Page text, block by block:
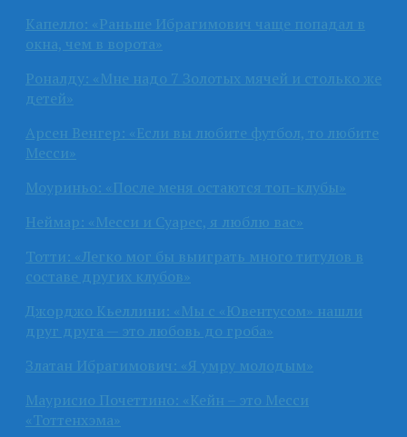
Капелло: «Раньше Ибрагимович чаще попадал в
окна, чем в ворота»
Роналду: «Мне надо 7 Золотых мячей и столько же
детей»
Арсен Венгер: «Если вы любите футбол, то любите
Месси»
Моуриньо: «После меня остаются топ-клубы»
Неймар: «Месси и Суарес, я люблю вас»
Тотти: «Легко мог бы выиграть много титулов в
составе других клубов»
Джорджо Кьеллини: «Мы с «Ювентусом» нашли
друг друга — это любовь до гроба»
Златан Ибрагимович: «Я умру молодым»
Маурисио Почеттино: «Кейн – это Месси
«Тоттенхэма»